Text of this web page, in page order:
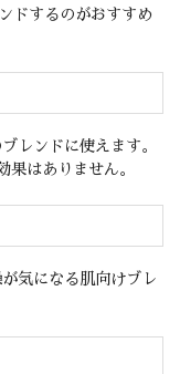
ドするのがおすすめ
レンドに使えます。
果はありません。
気になる肌向けブレ